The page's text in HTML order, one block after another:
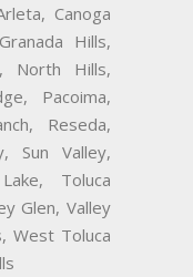
Canoga
Hills,
North Hills,
Pacoima,
Reseda,
Sun Valley,
Toluca
Glen, Valley
West Toluca